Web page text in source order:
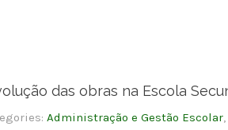
das obras na Escola
Administração e Gestão Escolar,